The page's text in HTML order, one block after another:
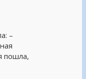
–
пошла,